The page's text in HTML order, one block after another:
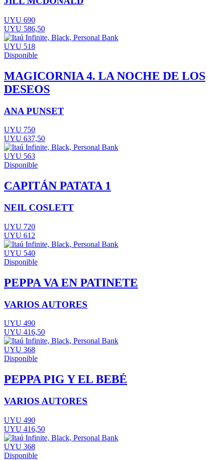
UYU 690
UYU 586,50
UYU 518
Disponible
MAGICORNIA 4. LA NOCHE DE LOS
DESEOS
ANA PUNSET
UYU 750
UYU 637,50
UYU 563
Disponible
CAPITÁN PATATA 1
NEIL COSLETT
UYU 720
UYU 612
UYU 540
Disponible
PEPPA VA EN PATINETE
VARIOS AUTORES
UYU 490
UYU 416,50
UYU 368
Disponible
PEPPA PIG Y EL BEBÉ
VARIOS AUTORES
UYU 490
UYU 416,50
UYU 368
Disponible